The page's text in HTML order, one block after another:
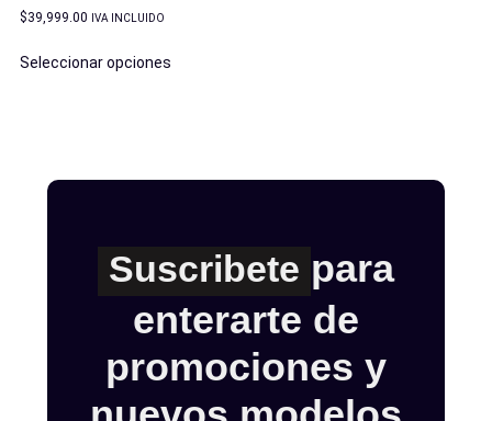
$39,999.00 IVA INCLUIDO
Seleccionar opciones
Suscribete para
enterarte de
promociones y